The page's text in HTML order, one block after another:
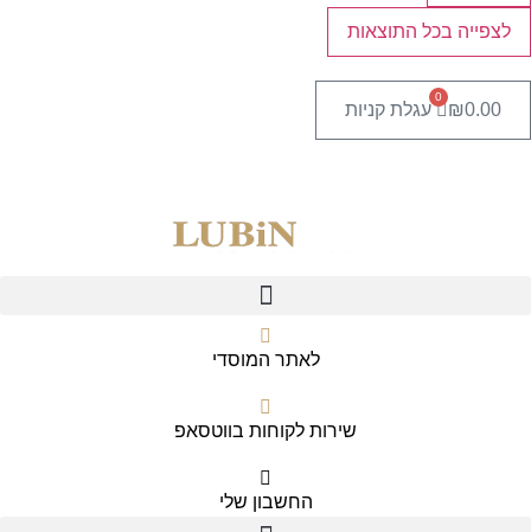
לצפייה בכל התוצאות
₪0.00
0
עגלת קניות
לאתר המוסדי
שירות לקוחות בווטסאפ
החשבון שלי